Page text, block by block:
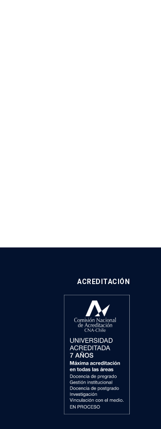
ACREDITACIÓN